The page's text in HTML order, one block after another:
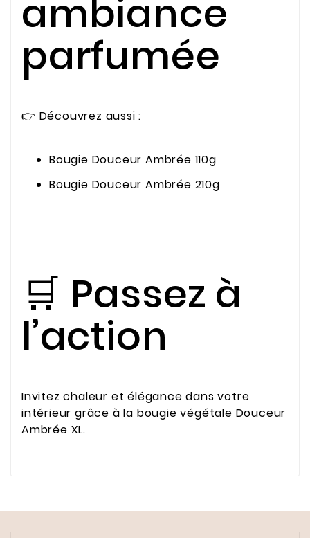
ambiance
parfumée
👉 Découvrez aussi :
Bougie Douceur Ambrée 110g
Bougie Douceur Ambrée 210g
🛒 Passez à
l’action
Invitez chaleur et élégance dans votre
intérieur grâce à la bougie végétale Douceur
Ambrée XL.